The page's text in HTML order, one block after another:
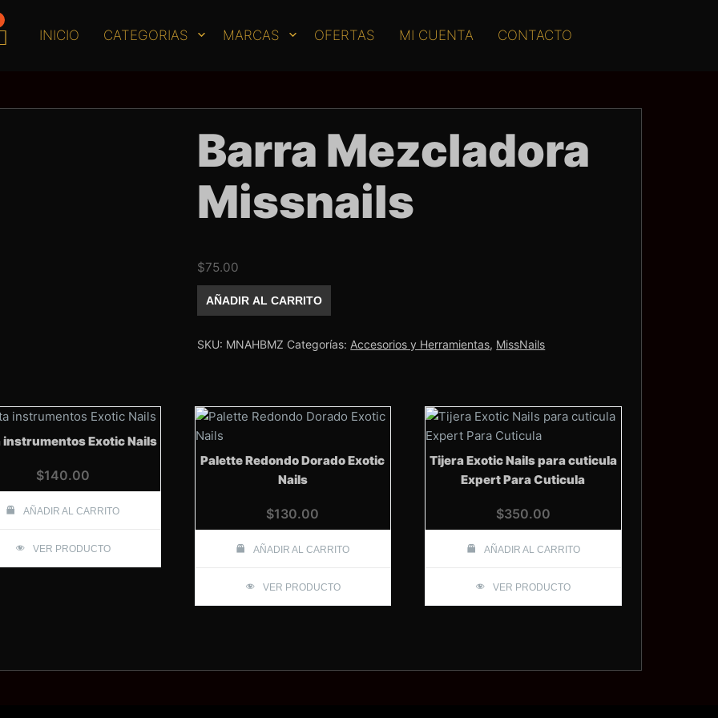
INICIO CATEGORIAS MARCAS OFERTAS MI CUENTA CONTACTO
Barra Mezcladora
Missnails
$75.00
Mezcladora
Missnails
AÑADIR AL CARRITO
SKU: MNAHBMZ Categorías: Accesorios y Herramientas, MissNails
instrumentos Exotic Nails
$140.00
AÑADIR AL CARRITO
VER PRODUCTO
Palette Redondo Dorado Exotic
Nails
$130.00
AÑADIR AL CARRITO
VER PRODUCTO
Tijera Exotic Nails para cuticula
Expert Para Cuticula
$350.00
AÑADIR AL CARRITO
VER PRODUCTO